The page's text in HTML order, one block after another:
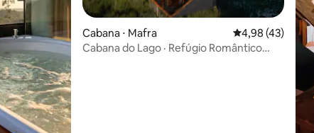
Cabana ⋅ Mafra 4,98 de uma
4,98 (43)
Cabana do Lago · Refúgio Romântico